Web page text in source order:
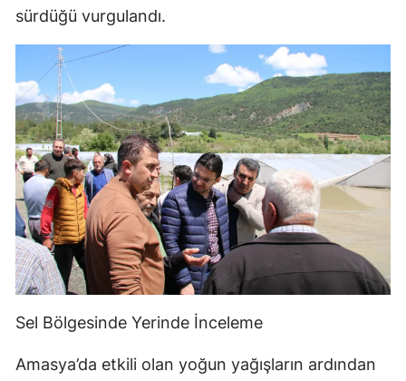
sürdüğü vurgulandı.
Sel Bölgesinde Yerinde İnceleme
Amasya’da etkili olan yoğun yağışların ardından